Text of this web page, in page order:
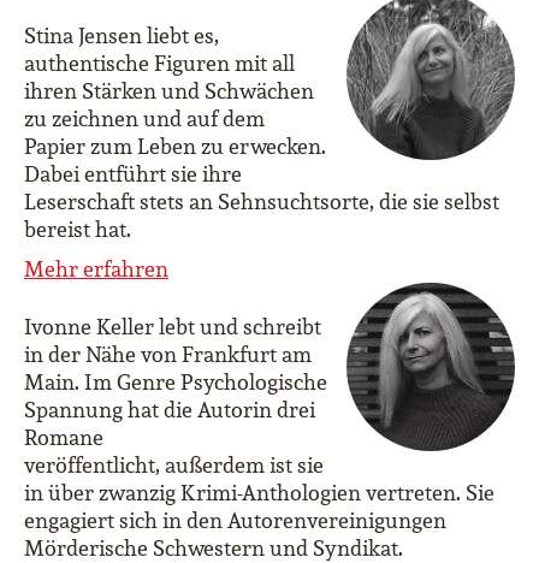
Stina Jensen liebt es,
authentische Figuren mit all
ihren Stärken und Schwächen
zu zeichnen und auf dem
Papier zum Leben zu erwecken.
Dabei entführt sie ihre
Leserschaft stets an Sehnsuchtsorte, die sie selbst
bereist hat.
Mehr erfahren
Ivonne Keller lebt und schreibt
in der Nähe von Frankfurt am
Main. Im Genre Psychologische
Spannung hat die Autorin drei
Romane
veröffentlicht, außerdem ist sie
in über zwanzig Krimi-Anthologien vertreten. Sie
engagiert sich in den Autorenvereinigungen
Mörderische Schwestern und Syndikat.